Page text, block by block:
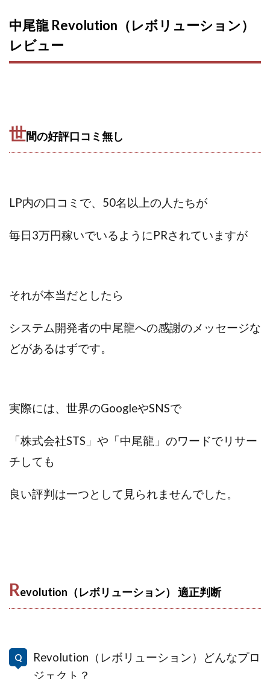
中尾龍 Revolution（レボリューション）
レビュー
世間の好評口コミ無し
LP内の口コミで、 50名以上の人たちが
毎日3万円稼いでいるようにPRされていますが
それが本当だとしたら
システム開発者の中尾龍への感謝のメッセージな
どがあるはずです。
実際には、世界のGoogleやSNSで
「株式会社STS」や「中尾龍」のワードでリサー
チしても
良い評判は一つとして見られませんでした。
Revolution（レボリューション） 適正判断
Revolution（レボリューション）どんなプロ
ジェクト？